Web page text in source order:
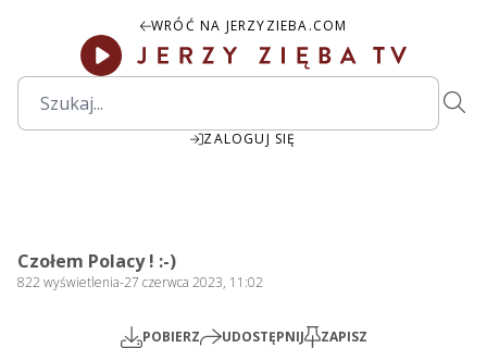
WRÓĆ NA JERZYZIEBA.COM
ZALOGUJ SIĘ
Czołem Polacy ! :-)
822 wyświetlenia-27 czerwca 2023, 11:02
POBIERZ UDOSTĘPNIJ ZAPISZ